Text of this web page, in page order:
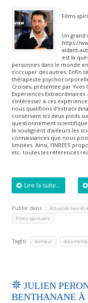
Films
Un grand
https://
aidant-
est la
personnes dans le monde
s’occuper des autres. Enfin
thérapeute
Croisés, présentée par Yves
Expériences Extraordinaires
s’intéresser à ces
nous qualifions
conservant les deux pieds
questionnement
le soulignent d’ailleurs les
connaissances que nous
limitées. Ainsi, l’INREES
etc. toutes les références
Lire la suite...
Publié dans Actualité bien-
Films spirituels
Tag(s) bonheur
JULIEN
BENTHANANE À